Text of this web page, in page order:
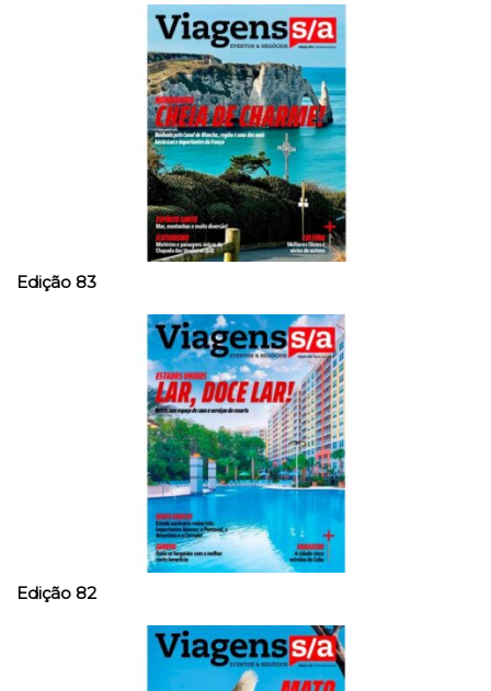
Edição 83
Edição 82